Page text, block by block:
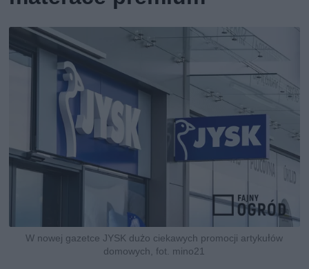
W nowej gazetce JYSK dużo ciekawych promocji artykułów
domowych, fot. mino21